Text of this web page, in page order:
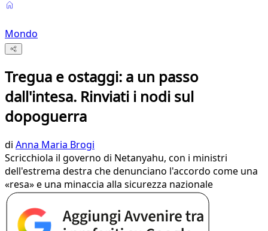
Mondo
Tregua e ostaggi: a un passo
dall'intesa. Rinviati i nodi sul
dopoguerra
di Anna Maria Brogi
Scricchiola il governo di Netanyahu, con i ministri
dell'estrema destra che denunciano l'accordo come una
«resa» e una minaccia alla sicurezza nazionale